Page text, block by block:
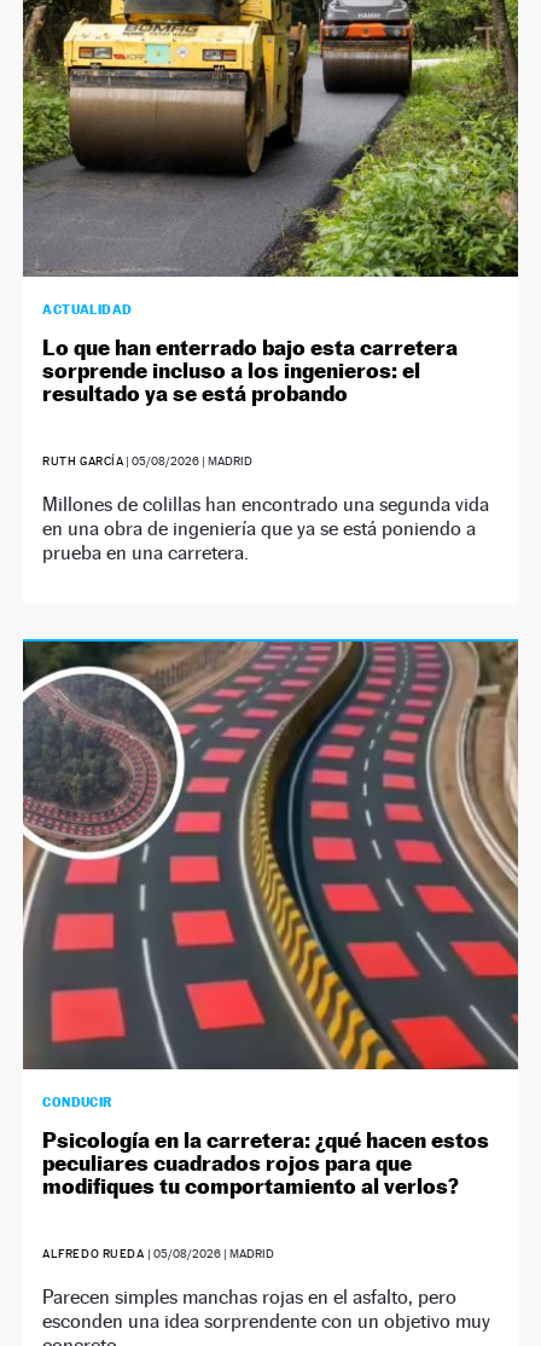
ACTUALIDAD
Lo que han enterrado bajo esta carretera
sorprende incluso a los ingenieros: el
resultado ya se está probando
RUTH GARCÍA |05/08/2026 | MADRID
Millones de colillas han encontrado una segunda vida
en una obra de ingeniería que ya se está poniendo a
prueba en una carretera.
CONDUCIR
Psicología en la carretera: ¿qué hacen estos
peculiares cuadrados rojos para que
modifiques tu comportamiento al verlos?
ALFREDO RUEDA | 05/08/2026| MADRID
Parecen simples manchas rojas en el asfalto, pero
esconden una idea sorprendente con un objetivo muy